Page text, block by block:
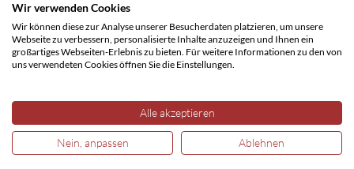
AGB
Wir verwenden Cookies
Wir können diese zur Analyse unserer Besucherdaten platzieren, um unsere
Webseite zu verbessern, personalisierte Inhalte anzuzeigen und Ihnen ein
großartiges Webseiten-Erlebnis zu bieten. Für weitere Informationen zu den von
uns verwendeten Cookies öffnen Sie die Einstellungen.
Alle akzeptieren
Nein, anpassen Ablehnen